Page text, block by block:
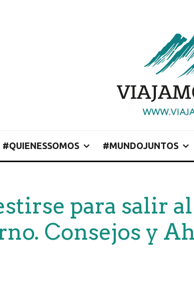
#QUIENESSOMOS #MUNDOJUNTOS
para salir
Consejos y